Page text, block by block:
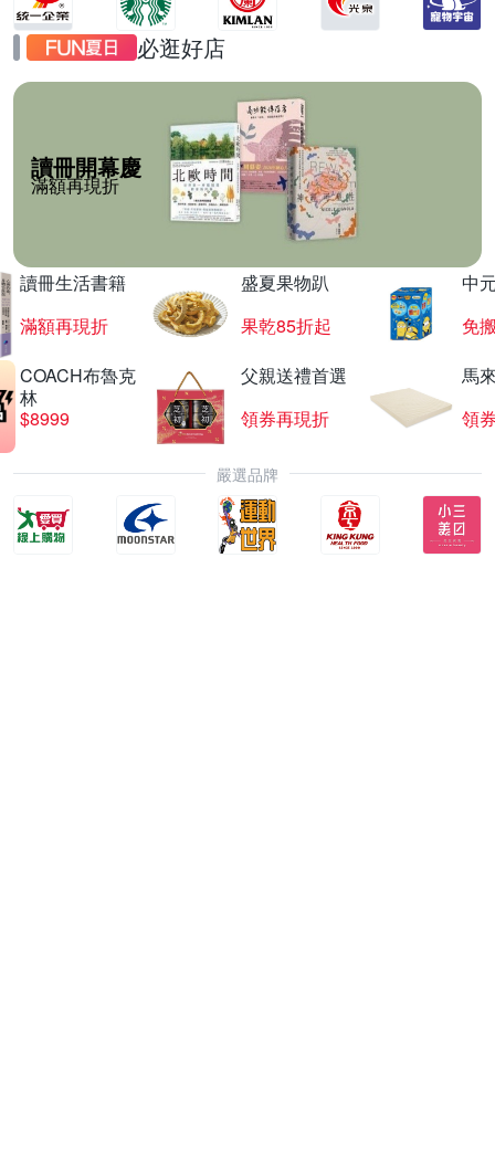
必逛好店
讀冊開幕慶
滿額再現折
讀冊生活書籍
滿額再現折
盛夏果物趴
果乾85折起
中
免
COACH布魯克
林
$8999
父親送禮首選
領券再現折
馬
領
嚴選品牌